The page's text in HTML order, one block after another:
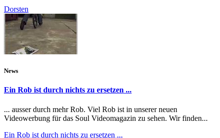
Dorsten
News
Ein Rob ist durch nichts zu ersetzen ...
... ausser durch mehr Rob. Viel Rob ist in unserer neuen
Videowerbung für das Soul Videomagazin zu sehen. Wir finden...
Ein Rob ist durch nichts zu ersetzen ...